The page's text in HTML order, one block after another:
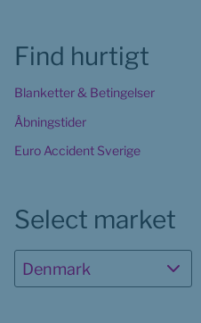
Find hurtigt
Blanketter & Betingelser
Åbningstider
Euro Accident Sverige
Select market
Denmark